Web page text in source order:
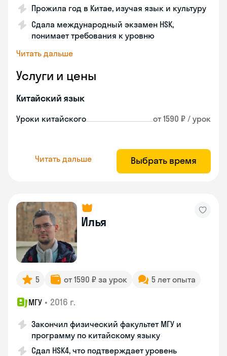
Прожила год в Китае, изучая язык и культуру
Сдала международный экзамен HSK,
понимает требования к уровню
Читать дальше
Услуги и цены
Китайский язык
Уроки китайского от 1590 ₽ / урок
Читать дальше Выбрать время
Илья
5 от 1590 ₽ за урок 5 лет опыта
МГУ • 2016 г.
Закончил физический факультет МГУ и
программу по китайскому языку
Сдал HSK4, что подтверждает уровень